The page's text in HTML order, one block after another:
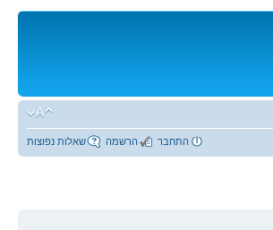
שאלות נפוצות הרשמה התחבר